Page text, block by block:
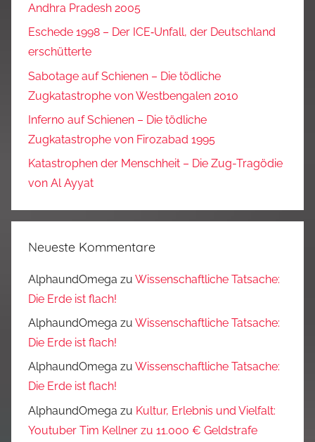
Andhra Pradesh 2005
Eschede 1998 – Der ICE‑Unfall, der Deutschland
erschütterte
Sabotage auf Schienen – Die tödliche
Zugkatastrophe von Westbengalen 2010
Inferno auf Schienen – Die tödliche
Zugkatastrophe von Firozabad 1995
Katastrophen der Menschheit – Die Zug-Tragödie
von Al Ayyat
Neueste Kommentare
AlphaundOmega zu Wissenschaftliche Tatsache:
Die Erde ist flach!
AlphaundOmega zu Wissenschaftliche Tatsache:
Die Erde ist flach!
AlphaundOmega zu Wissenschaftliche Tatsache:
Die Erde ist flach!
AlphaundOmega zu Kultur, Erlebnis und Vielfalt:
Youtuber Tim Kellner zu 11.000 € Geldstrafe